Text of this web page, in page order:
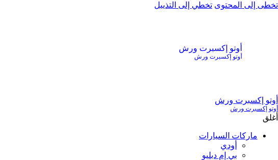
تخطى إلى المحتوى تخطي إلى التذييل
أوتو إكسبرت ورش
أوتو إكسبرت ورش
أوتو إكسبرت ورش
أوتو إكسبرت ورش
أغلق
ماركات السيارات
أودي
بي إم دبليو